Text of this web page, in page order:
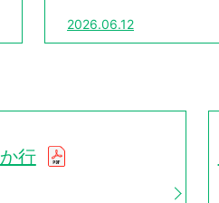
2026.06.12
か行